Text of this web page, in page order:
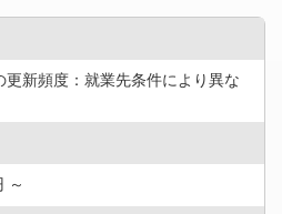
新頻度：就業先条件により異な
～